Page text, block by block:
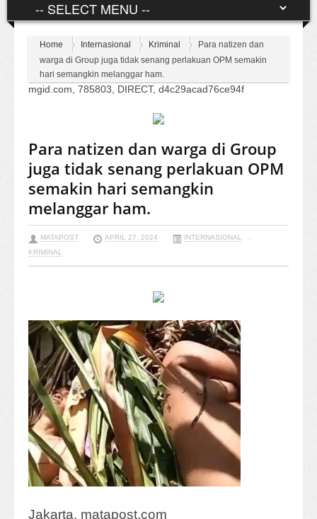
Home Internasional Kriminal
Para natizen dan
warga di Group juga tidak senang perlakuan OPM semakin
hari semangkin melanggar ham.
mgid.com, 785803, DIRECT, d4c29acad76ce94f
Para natizen dan warga di Group
juga tidak senang perlakuan OPM
semakin hari semangkin
melanggar ham.
MATAPOST APRIL 27, 2024 INTERNASIONAL
,
KRIMINAL
Jakarta, matapost.com